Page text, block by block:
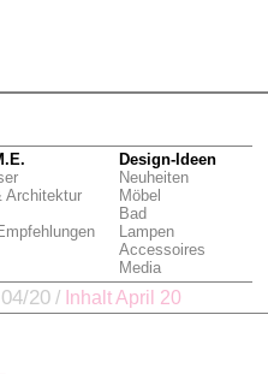
Architektur
Design-Ideen
Neuheiten
Möbel
Bad
Lampen
Accessoires
Media
20 / Inhalt April 20